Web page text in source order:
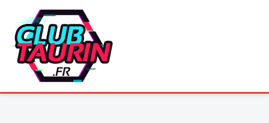
contenu